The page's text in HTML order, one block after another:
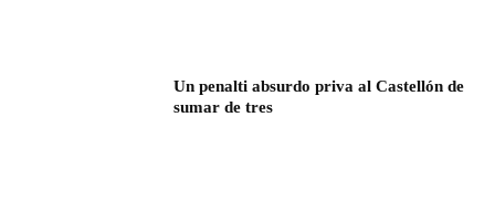
Un penalti absurdo priva al Castellón de
sumar de tres